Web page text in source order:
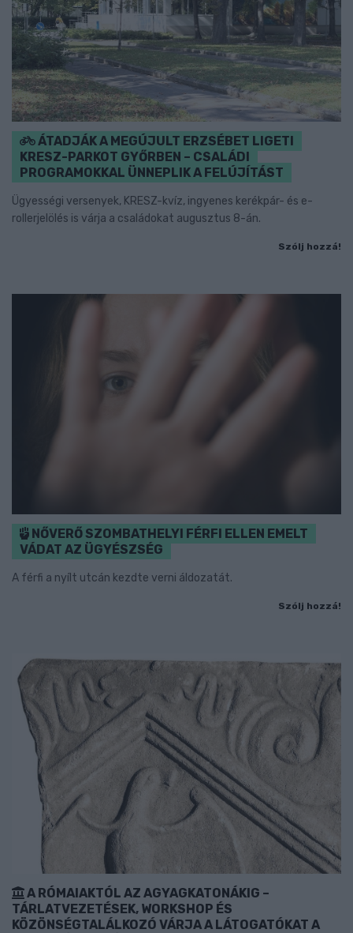
ÁTADJÁK A MEGÚJULT ERZSÉBET LIGETI
KRESZ-PARKOT GYŐRBEN – CSALÁDI
PROGRAMOKKAL ÜNNEPLIK A FELÚJÍTÁST
Ügyességi versenyek, KRESZ-kvíz, ingyenes kerékpár- és e-
rollerjelölés is várja a családokat augusztus 8-án.
Szólj hozzá!
NŐVERŐ SZOMBATHELYI FÉRFI ELLEN EMELT
VÁDAT AZ ÜGYÉSZSÉG
A férfi a nyílt utcán kezdte verni áldozatát.
Szólj hozzá!
A RÓMAIAKTÓL AZ AGYAGKATONÁKIG –
TÁRLATVEZETÉSEK, WORKSHOP ÉS
KÖZÖNSÉGTALÁLKOZÓ VÁRJA A LÁTOGATÓKAT A